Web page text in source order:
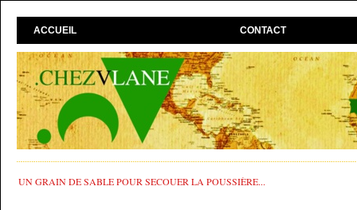
ACCUEIL CONTACT
UN GRAIN DE SABLE POUR SECOUER LA POUSSIÈRE...